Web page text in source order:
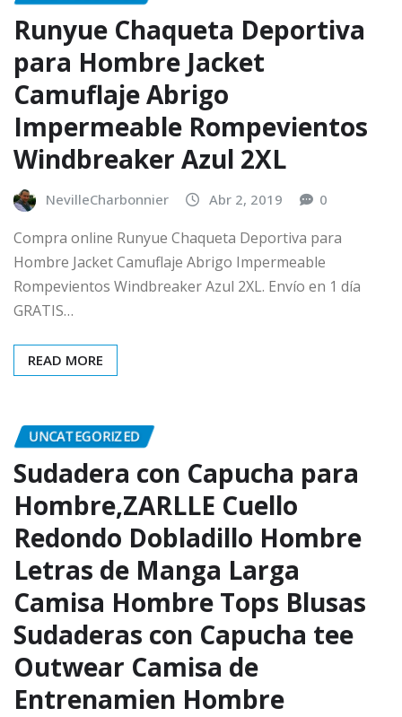
Runyue Chaqueta Deportiva
para Hombre Jacket
Camuflaje Abrigo
Impermeable Rompevientos
Windbreaker Azul 2XL
NevilleCharbonnier Abr 2, 2019 0
Compra online Runyue Chaqueta Deportiva para
Hombre Jacket Camuflaje Abrigo Impermeable
Rompevientos Windbreaker Azul 2XL. Envío en 1 día
GRATIS…
READ MORE
UNCATEGORIZED
Sudadera con Capucha para
Hombre,ZARLLE Cuello
Redondo Dobladillo Hombre
Letras de Manga Larga
Camisa Hombre Tops Blusas
Sudaderas con Capucha tee
Outwear Camisa de
Entrenamien Hombre